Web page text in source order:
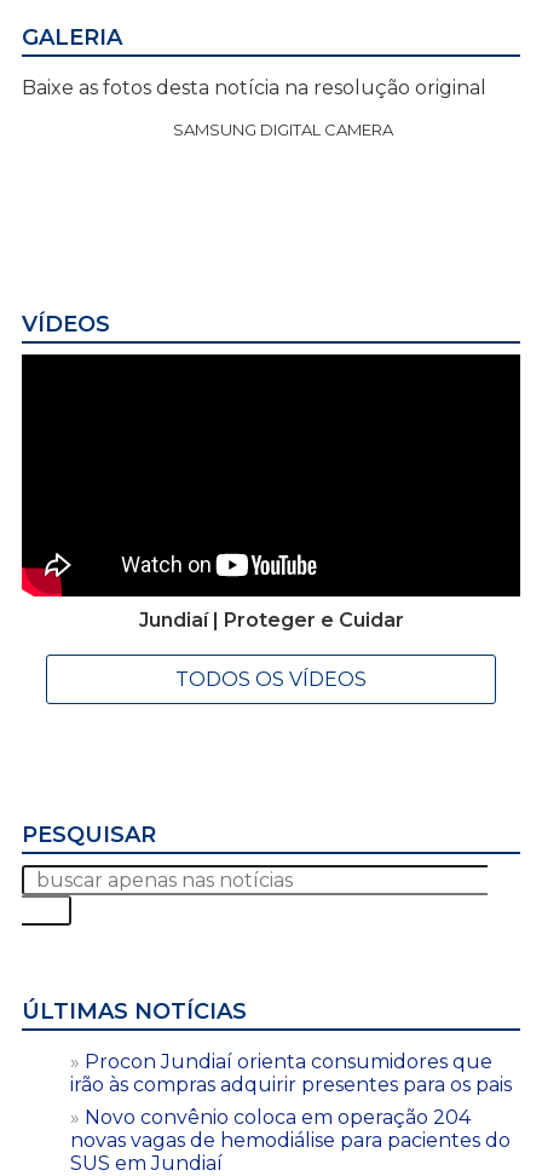
GALERIA
Baixe as fotos desta notícia na resolução original
SAMSUNG DIGITAL CAMERA
VÍDEOS
Jundiaí | Proteger e Cuidar
TODOS OS VÍDEOS
PESQUISAR
ÚLTIMAS NOTÍCIAS
Procon Jundiaí orienta consumidores que
irão às compras adquirir presentes para os pais
Novo convênio coloca em operação 204
novas vagas de hemodiálise para pacientes do
SUS em Jundiaí